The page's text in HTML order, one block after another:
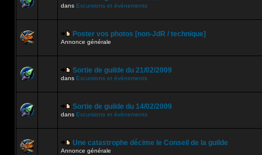
dans Excursions et évènements
Poster vos photos [non-JdR / technique]
Annonce générale
Sortie de guilde du 21/02/2009
dans Excursions et évènements
Sortie de guilde du 14/02/2009
dans Excursions et évènements
Une catastrophe décime le Conseil de la guilde
Annonce générale